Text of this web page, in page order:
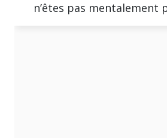
n’êtes pas mentalement